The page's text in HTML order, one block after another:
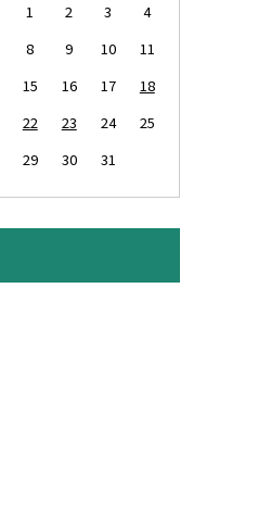
1 2 3
4
8 9 10
11
15 16 17
18
22 23 24
25
29 30 31